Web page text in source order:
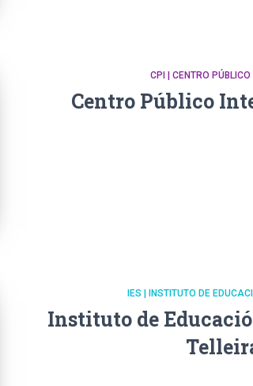
CPI | CENTRO
Centro Público
IES | INSTITUTO DE
Instituto de